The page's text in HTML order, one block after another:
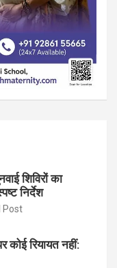
शिविरों का
निर्देश
Post
कोई रियायत नहीं: